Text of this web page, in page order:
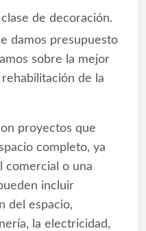
de decoración.
le damos presupuesto
sobre la mejor
de la
proyectos que
completo, ya
comercial o una
incluir
del espacio,
la electricidad,